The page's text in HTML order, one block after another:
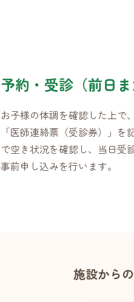
予約・受診（前日ま
お子様の体調を確認した上で
「医師連絡票（受診券）」を
で空き状況を確認し、当日受
事前申し込みを行います。
施設から